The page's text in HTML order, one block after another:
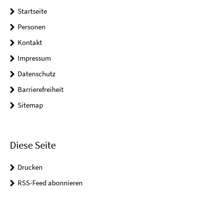
Startseite
Personen
Kontakt
Impressum
Datenschutz
Barrierefreiheit
Sitemap
Diese Seite
Drucken
RSS-Feed abonnieren